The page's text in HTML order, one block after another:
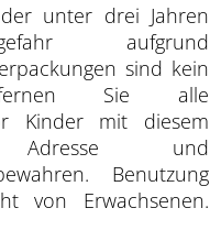
unter drei Jahren
aufgrund
sind kein
Sie alle
Kinder mit diesem
und
Benutzung
von Erwachsenen.